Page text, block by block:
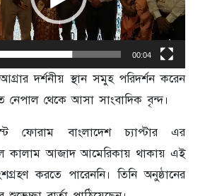
00:04
দর্শনীয় স্থান সমুহ পরিদর্শন করেন
নেপাল থেকে আসা সাংবাদিক বৃন্দ।
ফোরাম বাংলাদেশ চ্যাপ্টার এর
কালাম আজাদ আমেরিকায় থাকায় এই
করতে পারেননি। তিনি অনুষ্ঠানের